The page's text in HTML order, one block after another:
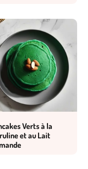
Verts à la
et au Lait